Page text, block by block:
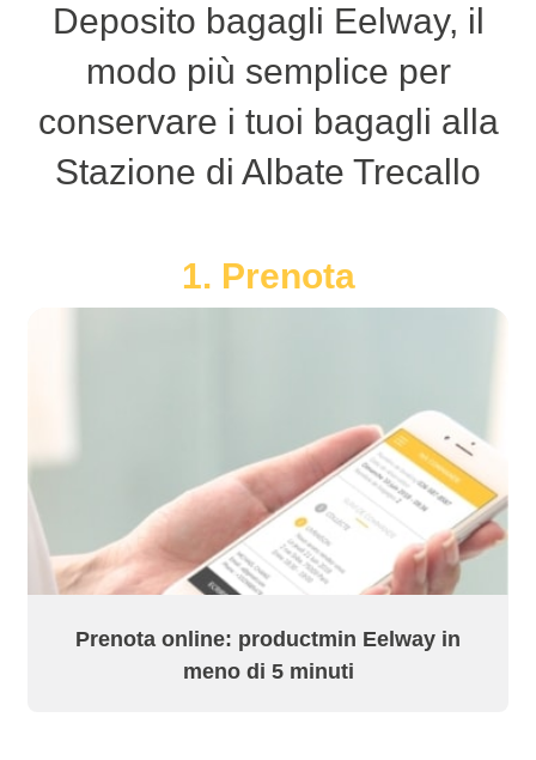
Deposito bagagli Eelway, il
modo più semplice per
conservare i tuoi bagagli alla
Stazione di Albate Trecallo
1. Prenota
Prenota online: productmin Eelway in
meno di 5 minuti